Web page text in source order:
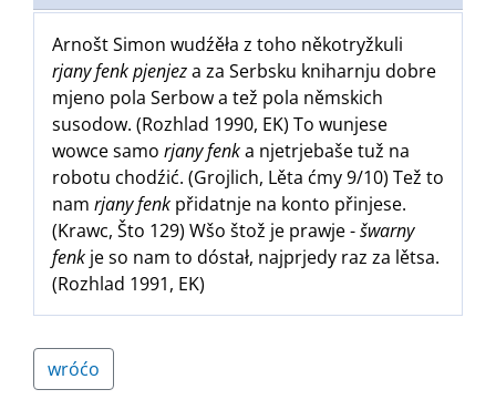
Arnošt Simon wudźěła z toho někotryžkuli
rjany fenk pjenjeza za Serbsku kniharnju dobre
mjeno pola Serbow a tež pola němskich
susodow. (Rozhlad 1990, EK) To wunjese
wowce samo rjany fenka njetrjebaše tuž na
robotu chodźić. (Grojlich, Lěta ćmy 9/10) Tež to
nam rjany fenk přidatnje na konto přinjese.
(Krawc, Što 129) Wšo štož je prawje -šwarny
fenk je so nam to dóstał, najprjedy raz za lětsa.
(Rozhlad 1991, EK)
wróćo